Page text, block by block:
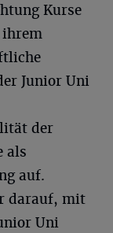
Kurse
ihrem
Junior Uni
der
als
auf.
darauf, mit
Uni